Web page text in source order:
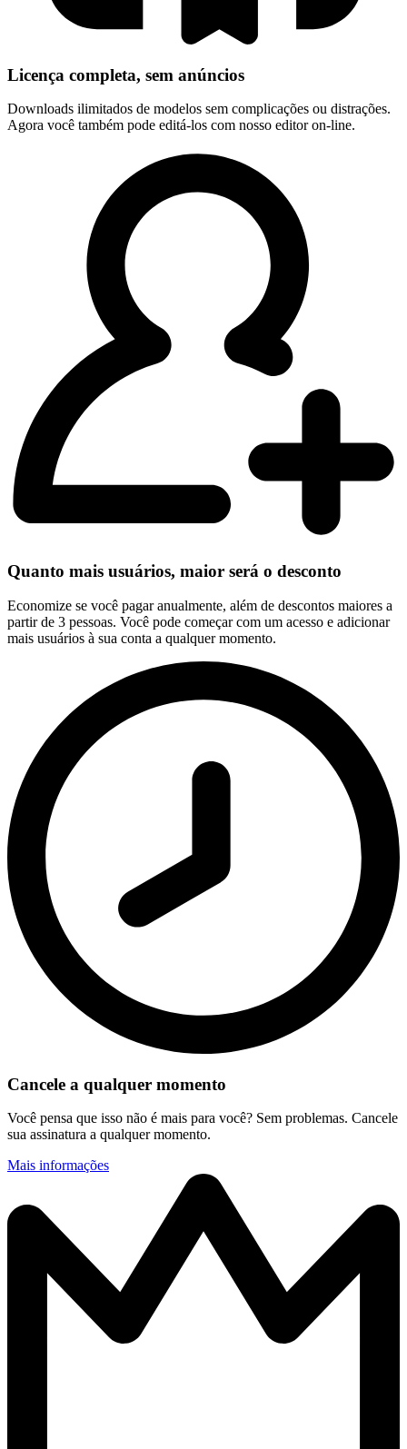
Licença completa, sem anúncios
Downloads ilimitados de modelos sem complicações ou distrações.
Agora você também pode editá-los com nosso editor on-line.
Quanto mais usuários, maior será o desconto
Economize se você pagar anualmente, além de descontos maiores a
partir de 3 pessoas. Você pode começar com um acesso e adicionar
mais usuários à sua conta a qualquer momento.
Cancele a qualquer momento
Você pensa que isso não é mais para você? Sem problemas. Cancele
sua assinatura a qualquer momento.
Mais informações